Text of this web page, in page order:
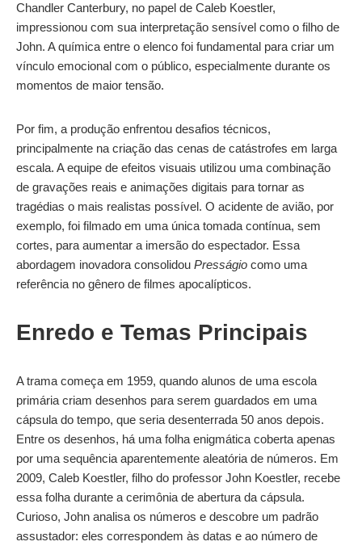
Chandler Canterbury, no papel de Caleb Koestler,
impressionou com sua interpretação sensível como o filho de
John. A química entre o elenco foi fundamental para criar um
vínculo emocional com o público, especialmente durante os
momentos de maior tensão.
Por fim, a produção enfrentou desafios técnicos,
principalmente na criação das cenas de catástrofes em larga
escala. A equipe de efeitos visuais utilizou uma combinação
de gravações reais e animações digitais para tornar as
tragédias o mais realistas possível. O acidente de avião, por
exemplo, foi filmado em uma única tomada contínua, sem
cortes, para aumentar a imersão do espectador. Essa
abordagem inovadora consolidou Presságio como uma
referência no gênero de filmes apocalípticos.
Enredo e Temas Principais
A trama começa em 1959, quando alunos de uma escola
primária criam desenhos para serem guardados em uma
cápsula do tempo, que seria desenterrada 50 anos depois.
Entre os desenhos, há uma folha enigmática coberta apenas
por uma sequência aparentemente aleatória de números. Em
2009, Caleb Koestler, filho do professor John Koestler, recebe
essa folha durante a cerimônia de abertura da cápsula.
Curioso, John analisa os números e descobre um padrão
assustador: eles correspondem às datas e ao número de